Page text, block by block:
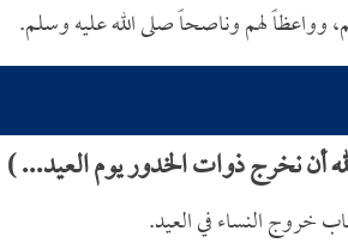
وواعظاً لهم وناصحاً صلى الله عليه وسلم.
نخرج ذوات الخدور يوم العيد... )
خروج النساء في العيد.